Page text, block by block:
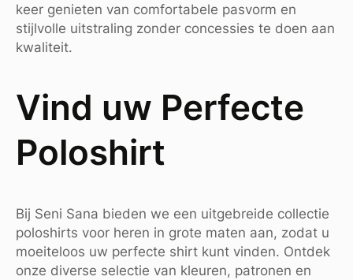
keer genieten van comfortabele pasvorm en
stijlvolle uitstraling zonder concessies te doen aan
kwaliteit.
Vind uw Perfecte
Poloshirt
Bij Seni Sana bieden we een uitgebreide collectie
poloshirts voor heren in grote maten aan, zodat u
moeiteloos uw perfecte shirt kunt vinden. Ontdek
onze diverse selectie van kleuren, patronen en